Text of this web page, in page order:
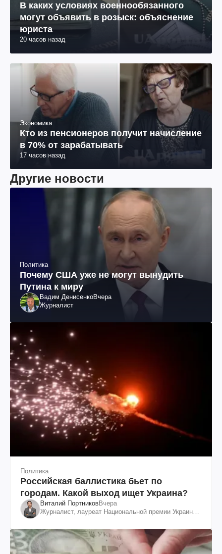
В каких условиях военнообязанного
могут объявить в розыск: объяснение
юриста
20 часов назад
Экономика
Кто из пенсионеров получит начисление
в 70% от зарабатывать
17 часов назад
Другие новости
Политика
Почему США уже не могут вынудить
Путина к миру
Вадим ДенисенкоВчера
Журналист
Политика
Российская баллистика бьет по
городам. Какой выход ищет Украина?
Виталий ПортниковВчера
Журналист, лауреат Национальной премии Украины